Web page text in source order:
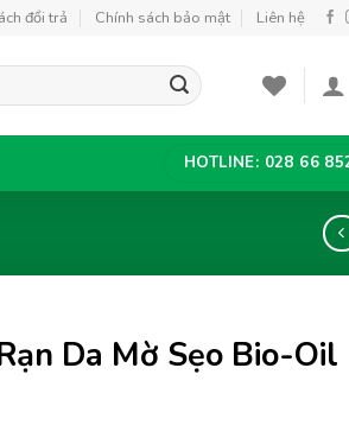
đổi trả Chính sách bảo mật Liên hệ
HOTLINE: 028 66
Da Mờ Sẹo Bio-Oil